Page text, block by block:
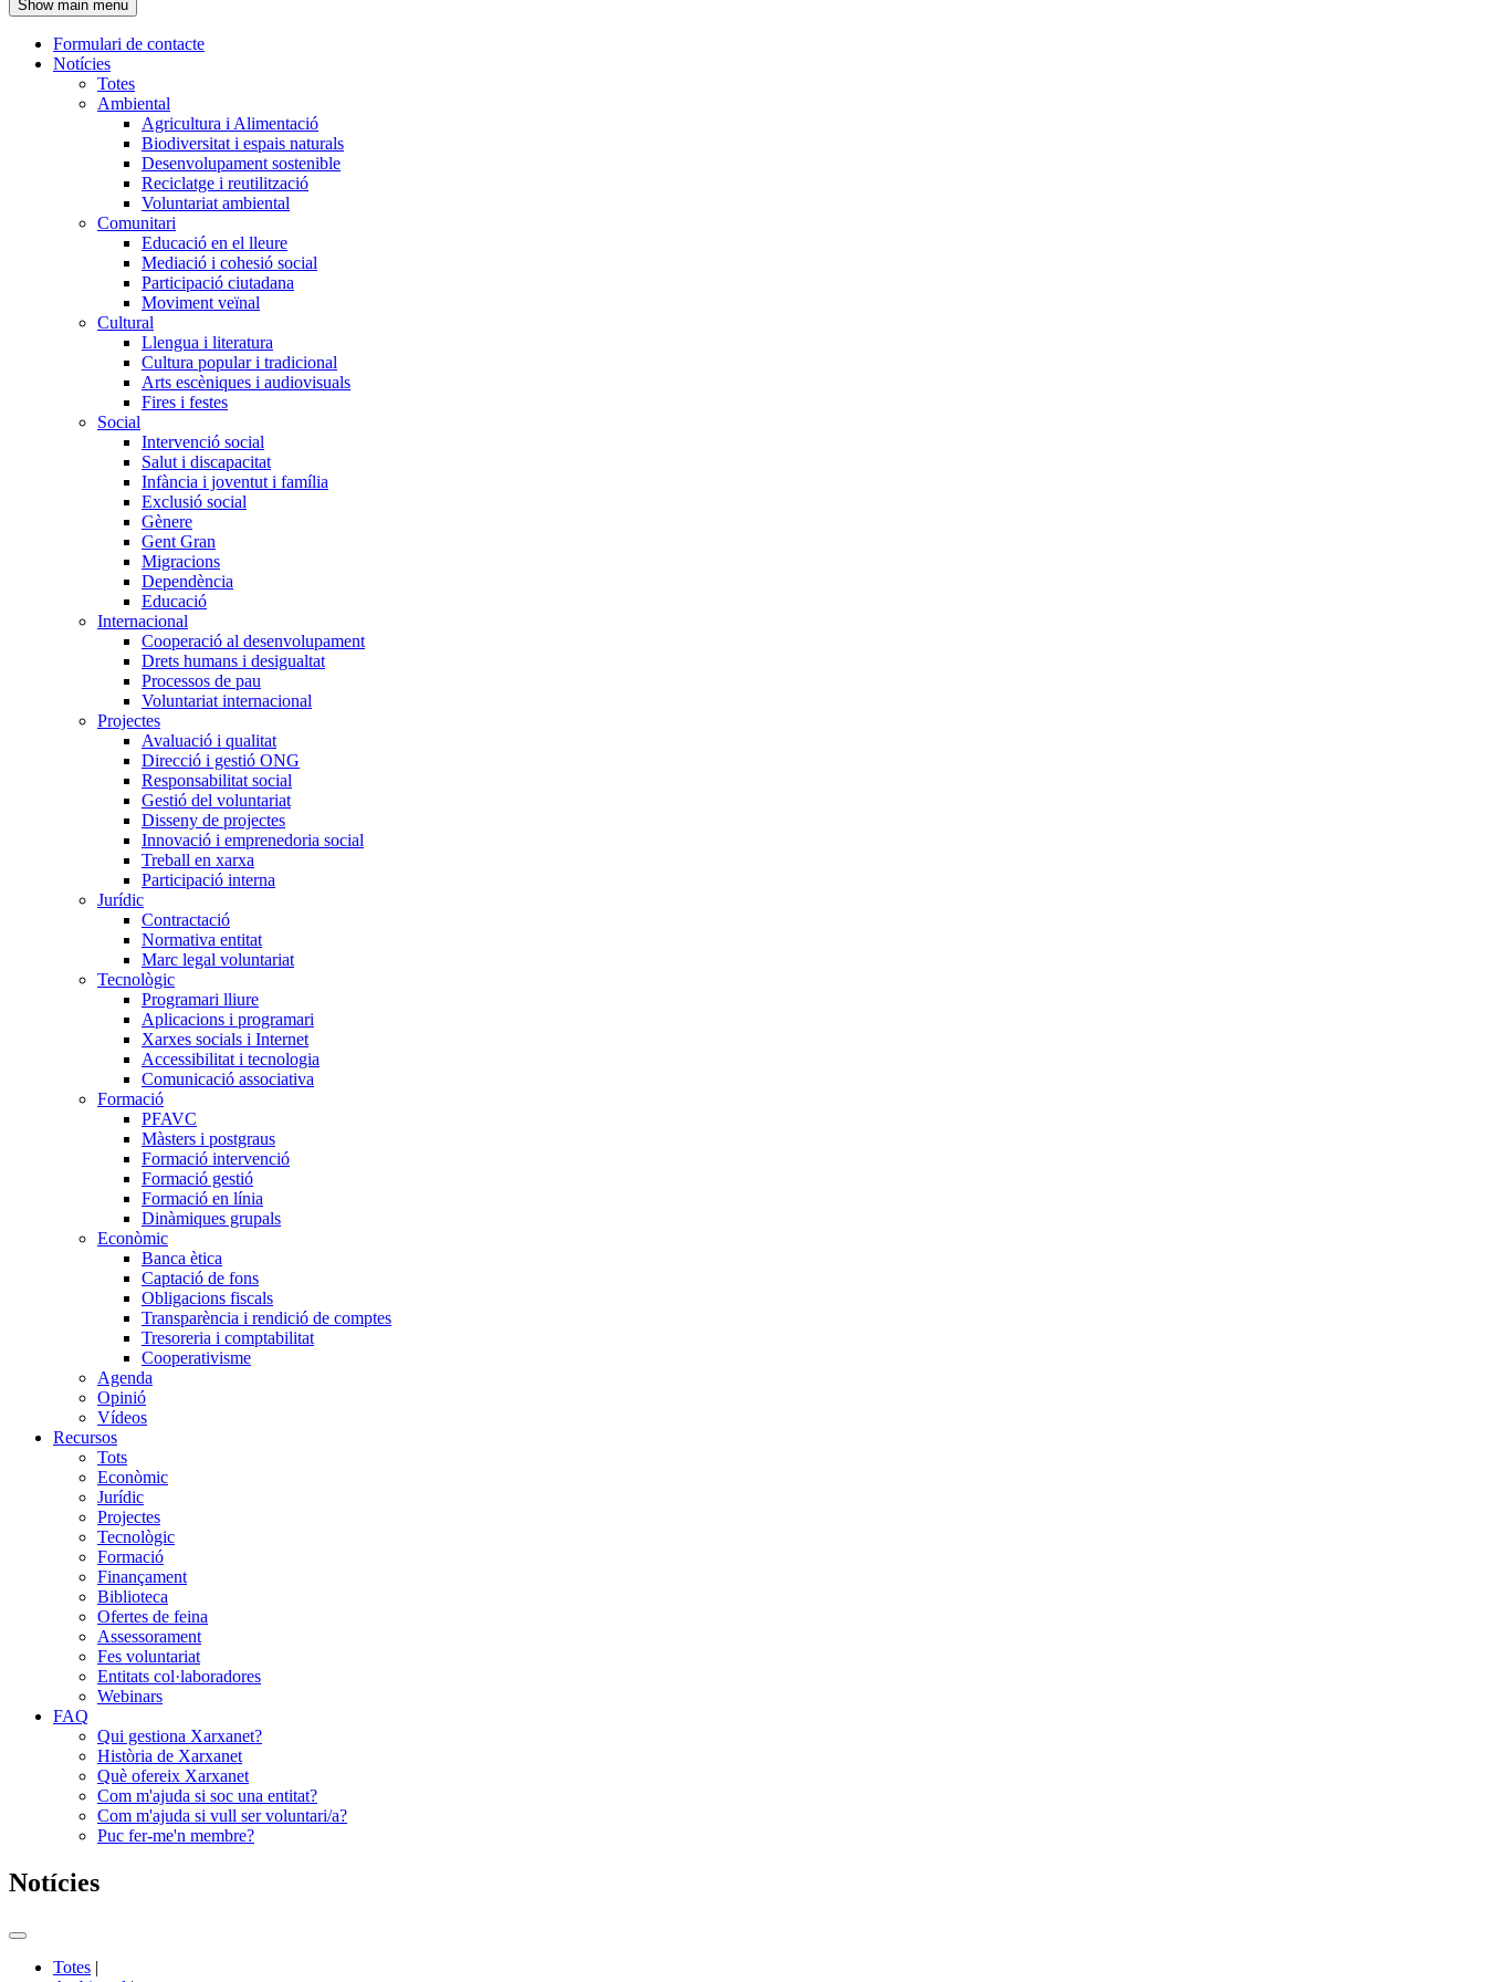
l'encapçalament
Show main menu
Navegació
principal
Formulari de contacte
Notícies
Totes
Ambiental
Agricultura i Alimentació
Biodiversitat i espais naturals
Desenvolupament sostenible
Reciclatge i reutilització
Voluntariat ambiental
Comunitari
Educació en el lleure
Mediació i cohesió social
Participació ciutadana
Moviment veïnal
Cultural
Llengua i literatura
Cultura popular i tradicional
Arts escèniques i audiovisuals
Fires i festes
Social
Intervenció social
Salut i discapacitat
Infància i joventut i família
Exclusió social
Gènere
Gent Gran
Migracions
Dependència
Educació
Internacional
Cooperació al desenvolupament
Drets humans i desigualtat
Processos de pau
Voluntariat internacional
Projectes
Avaluació i qualitat
Direcció i gestió ONG
Responsabilitat social
Gestió del voluntariat
Disseny de projectes
Innovació i emprenedoria social
Treball en xarxa
Participació interna
Jurídic
Contractació
Normativa entitat
Marc legal voluntariat
Tecnològic
Programari lliure
Aplicacions i programari
Xarxes socials i Internet
Accessibilitat i tecnologia
Comunicació associativa
Formació
PFAVC
Màsters i postgraus
Formació intervenció
Formació gestió
Formació en línia
Dinàmiques grupals
Econòmic
Banca ètica
Captació de fons
Obligacions fiscals
Transparència i rendició de comptes
Tresoreria i comptabilitat
Cooperativisme
Agenda
Opinió
Vídeos
Recursos
Tots
Econòmic
Jurídic
Projectes
Tecnològic
Formació
Finançament
Biblioteca
Ofertes de feina
Assessorament
Fes voluntariat
Entitats col·laboradores
Webinars
FAQ
Qui gestiona Xarxanet?
Història de Xarxanet
Què ofereix Xarxanet
Com m'ajuda si soc una entitat?
Com m'ajuda si vull ser voluntari/a?
Puc fer-me'n membre?
Notícies
Commutador
Totes |